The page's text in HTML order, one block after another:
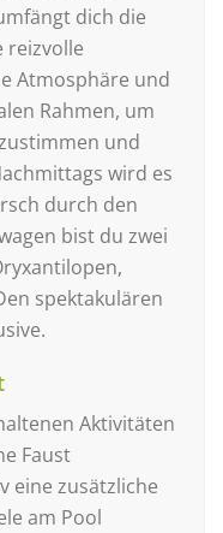
dich die
reizvolle
Atmosphäre und
Rahmen, um
und
wird es
durch den
bist du zwei
spektakulären
Aktivitäten
Faust
eine zusätzliche
am Pool